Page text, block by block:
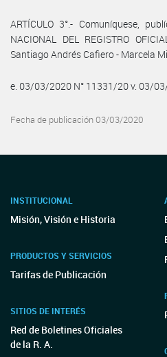
ARTÍCULO 3°.- Comuníquese,
NACIONAL DEL REGISTRO
Santiago Andrés Cafiero - Marcela
e. 03/03/2020 N° 11331/20 v. 03/
Fecha de publicación 03/03/2020
INSTITUCIONAL
Misión, Visión e Historia
PRODUCTOS Y SERVICIOS
Tarifas de Publicación
SITIOS DE INTERÉS
Red de Boletines Oficiales
de la R. A.